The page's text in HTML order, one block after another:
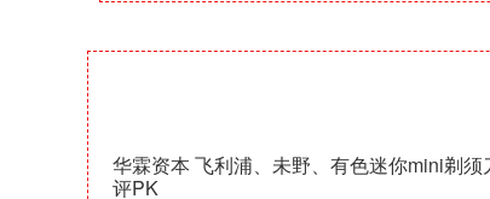
华霖资本 飞利浦、未野、有色迷你mini剃
评PK